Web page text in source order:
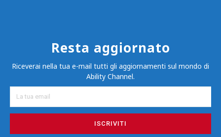
Resta aggiornato
Riceverai nella tua e-mail tutti gli aggiornamenti sul mondo di
Ability Channel.
ISCRIVITI